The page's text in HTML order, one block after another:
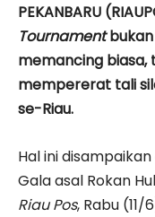
PEKANBARU
Tournamentbukan
memancing biasa,
mempererat tali
se-Riau.
Hal ini
Gala asal Rokan
Riau Pos, Rabu